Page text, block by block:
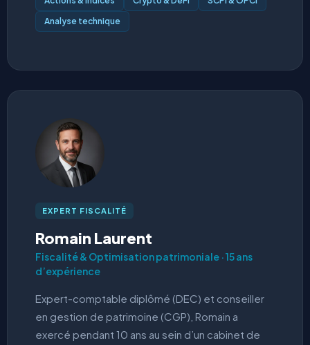
Analyse technique
EXPERT FISCALITÉ
Romain Laurent
Fiscalité & Optimisation patrimoniale · 15 ans
d’expérience
Expert-comptable diplômé (DEC) et conseiller
en gestion de patrimoine (CGP), Romain a
exercé pendant 10 ans au sein d’un cabinet de